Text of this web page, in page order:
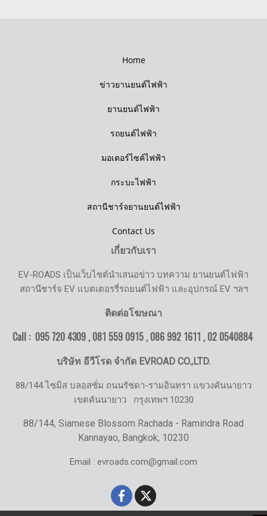
Home
ข่าวยานยนต์ไฟฟ้า
ยานยนต์ไฟฟ้า
รถยนต์ไฟฟ้า
มอเตอร์ไซค์ไฟฟ้า
กระบะไฟฟ้า
สถานีชาร์จยานยนต์ไฟฟ้า
Contact Us
เกี่ยวกับเรา
EV-ROADS เป็นเว็บไซต์นำเสนอข่าว บทความ ยานยนต์ไฟฟ้า
สถานีชาร์จ EV แบตเตอรรี่รถยนต์ไฟฟ้า และอุปกรณ์ EV ฯลฯ
ติดต่อโฆษณา
Call : 095 720 4309 , 081 559 0915 , 086 992 1611 ,02 0540884
บริษัท อีวีโรด จำกัด EVROAD CO.,LTD.
88/144 ไซมิส บลอสซั่ม ถนนรัชดา-รามอินทรา แขวงคันนายาว
เขตคันนายาว กรุงเทพฯ 10230
88/144, Siamese Blossom Rachada - Ramindra Road
Kannayao, Bangkok, 10230
Email : evroads.com@gmail.com